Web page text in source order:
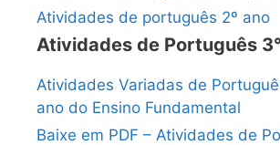
Atividades de português 2º ano
Atividades de Português
Atividades Variadas de
ano do Ensino Fundamental
Baixe em PDF – Atividades de